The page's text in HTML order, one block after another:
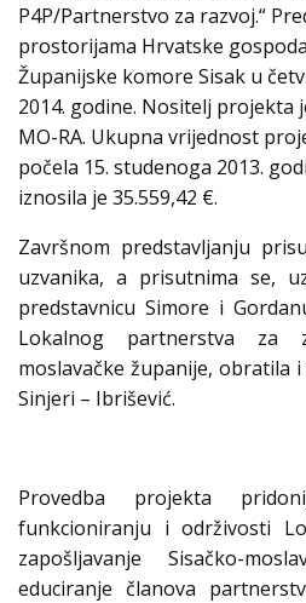
P4P/Partnerstvo za razvoj.“
prostorijama Hrvatske
Županijske komore Sisak u
2014. godine. Nositelj projekta
MO-RA. Ukupna vrijednost
počela 15. studenoga 2013.
iznosila je 35.559,42 €.
Završnom predstavljanju
uzvanika, a prisutnima se,
predstavnicu Simore i
Lokalnog partnerstva za
moslavačke županije, obratila
Sinjeri – Ibrišević.
Provedba projekta
funkcioniranju i održivosti
zapošljavanje Sisačko-
educiranje članova